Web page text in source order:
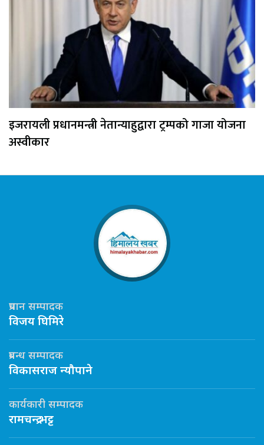
इजरायली प्रधानमन्त्री नेतान्याहुद्वारा ट्रम्पको गाजा योजना
अस्वीकार
प्रधान सम्पादक
विजय घिमिरे
प्रबन्ध सम्पादक
विकासराज न्यौपाने
कार्यकारी सम्पादक
रामचन्द्र भट्ट